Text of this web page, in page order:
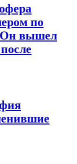
по
Он вышел